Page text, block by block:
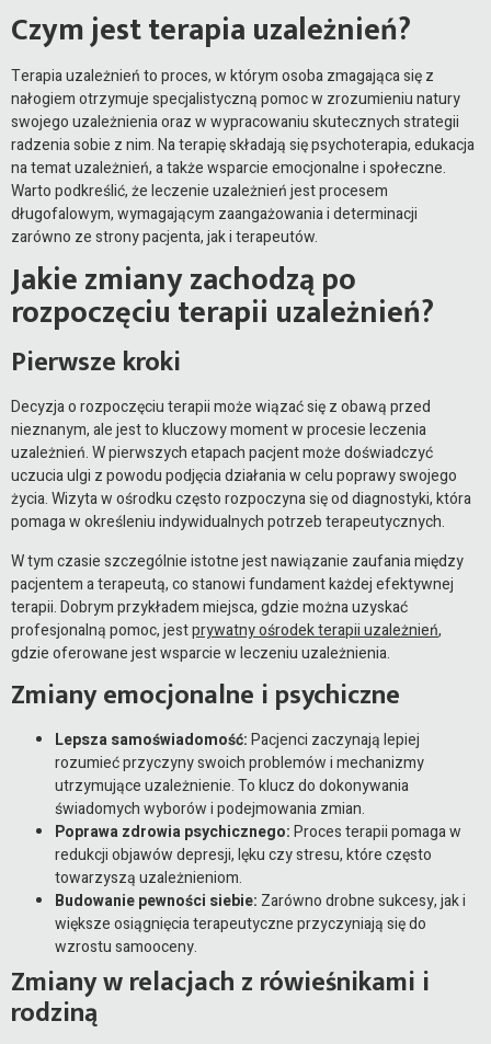
Czym jest terapia uzależnień?
Terapia uzależnień to proces, w którym osoba zmagająca się z
nałogiem otrzymuje specjalistyczną pomoc w zrozumieniu natury
swojego uzależnienia oraz w wypracowaniu skutecznych strategii
radzenia sobie z nim. Na terapię składają się psychoterapia, edukacja
na temat uzależnień, a także wsparcie emocjonalne i społeczne.
Warto podkreślić, że leczenie uzależnień jest procesem
długofalowym, wymagającym zaangażowania i determinacji
zarówno ze strony pacjenta, jak i terapeutów.
Jakie zmiany zachodzą po
rozpoczęciu terapii uzależnień?
Pierwsze kroki
Decyzja o rozpoczęciu terapii może wiązać się z obawą przed
nieznanym, ale jest to kluczowy moment w procesie leczenia
uzależnień. W pierwszych etapach pacjent może doświadczyć
uczucia ulgi z powodu podjęcia działania w celu poprawy swojego
życia. Wizyta w ośrodku często rozpoczyna się od diagnostyki, która
pomaga w określeniu indywidualnych potrzeb terapeutycznych.
W tym czasie szczególnie istotne jest nawiązanie zaufania między
pacjentem a terapeutą, co stanowi fundament każdej efektywnej
terapii. Dobrym przykładem miejsca, gdzie można uzyskać
profesjonalną pomoc, jestprywatny ośrodek terapii uzależnień,
gdzie oferowane jest wsparcie w leczeniu uzależnienia.
Zmiany emocjonalne i psychiczne
Lepsza samoświadomość:Pacjenci zaczynają lepiej
rozumieć przyczyny swoich problemów i mechanizmy
utrzymujące uzależnienie. To klucz do dokonywania
świadomych wyborów i podejmowania zmian.
Poprawa zdrowia psychicznego:Proces terapii pomaga w
redukcji objawów depresji, lęku czy stresu, które często
towarzyszą uzależnieniom.
Budowanie pewności siebie: Zarówno drobne sukcesy, jak i
większe osiągnięcia terapeutyczne przyczyniają się do
wzrostu samooceny.
Zmiany w relacjach z rówieśnikami i
rodziną